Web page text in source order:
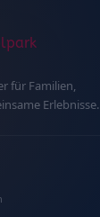
für Familien,
Erlebnisse.